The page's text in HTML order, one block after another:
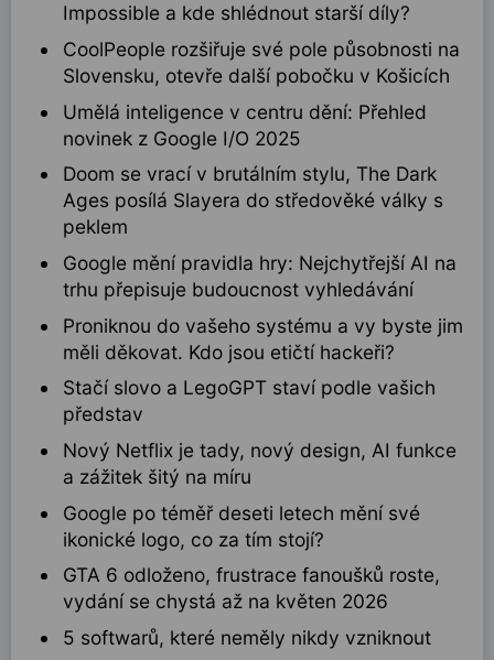
Impossible a kde shlédnout starší díly?
CoolPeople rozšiřuje své pole působnosti na
Slovensku, otevře další pobočku v Košicích
Umělá inteligence v centru dění: Přehled
novinek z Google I/O 2025
Doom se vrací v brutálním stylu, The Dark
Ages posílá Slayera do středověké války s
peklem
Google mění pravidla hry: Nejchytřejší AI na
trhu přepisuje budoucnost vyhledávání
Proniknou do vašeho systému a vy byste jim
měli děkovat. Kdo jsou etičtí hackeři?
Stačí slovo a LegoGPT staví podle vašich
představ
Nový Netflix je tady, nový design, AI funkce
a zážitek šitý na míru
Google po téměř deseti letech mění své
ikonické logo, co za tím stojí?
GTA 6 odloženo, frustrace fanoušků roste,
vydání se chystá až na květen 2026
5 softwarů, které neměly nikdy vzniknout